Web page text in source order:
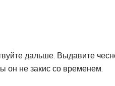
дальше. Выдавите
он не закис со временем.